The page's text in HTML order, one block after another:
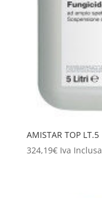
AMISTAR TOP LT.5
324,19€ Iva Inclusa